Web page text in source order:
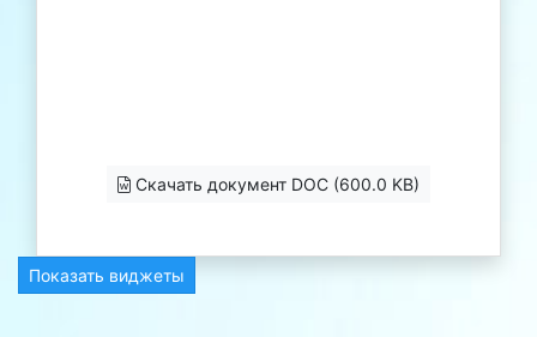
Скачать документ DOC (600.0 KB)
Показать виджеты